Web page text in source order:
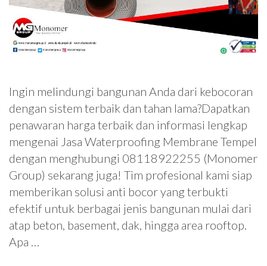
Ingin melindungi bangunan Anda dari kebocoran
dengan sistem terbaik dan tahan lama?Dapatkan
penawaran harga terbaik dan informasi lengkap
mengenai Jasa Waterproofing Membrane Tempel
dengan menghubungi 08118922255 (Monomer
Group) sekarang juga! Tim profesional kami siap
memberikan solusi anti bocor yang terbukti
efektif untuk berbagai jenis bangunan mulai dari
atap beton, basement, dak, hingga area rooftop.
Apa …